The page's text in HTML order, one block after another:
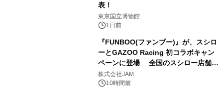
表！
東京国立博物館
1日前
『FUNBOO(ファンブー)』が、スシロ
ーとGAZOO Racing 初コラボキャン
ペーンに登場 全国のスシロー店舗で
GR 4車種の FUNBOO(ミニカー)付き
メニューが展開されます
株式会社JAM
10時間前